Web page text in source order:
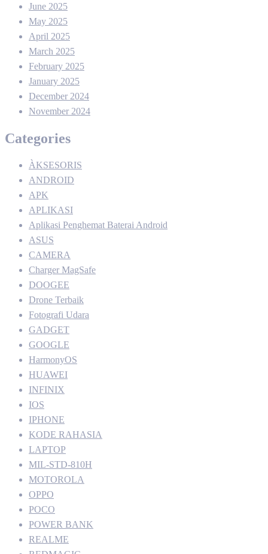
June 2025
May 2025
April 2025
March 2025
February 2025
January 2025
December 2024
November 2024
Categories
ÀKSESORIS
ANDROID
APK
APLIKASI
Aplikasi Penghemat Baterai Android
ASUS
CAMERA
Charger MagSafe
DOOGEE
Drone Terbaik
Fotografi Udara
GADGET
GOOGLE
HarmonyOS
HUAWEI
INFINIX
IOS
IPHONE
KODE RAHASIA
LAPTOP
MIL-STD-810H
MOTOROLA
OPPO
POCO
POWER BANK
REALME